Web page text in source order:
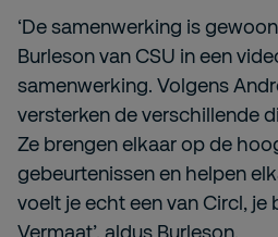
‘De samenwerking is
Burleson van CSU in een
samenwerking. Volgens
versterken de verschillende
Ze brengen elkaar op de
gebeurtenissen en helpen
voelt je echt een van Circl, je
Vermaat’, aldus Burleson.